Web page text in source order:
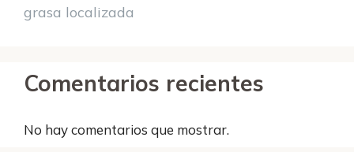
grasa localizada
Comentarios recientes
No hay comentarios que mostrar.